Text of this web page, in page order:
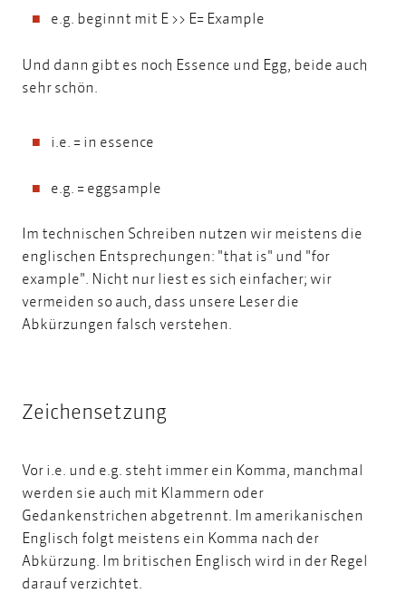
e.g. beginnt mit E >> E= Example
Und dann gibt es noch Essence und Egg, beide auch
sehr schön.
i.e. = in essence
e.g. = eggsample
Im technischen Schreiben nutzen wir meistens die
englischen Entsprechungen: "that is" und "for
example". Nicht nur liest es sich einfacher; wir
vermeiden so auch, dass unsere Leser die
Abkürzungen falsch verstehen.
Zeichensetzung
Vor i.e. und e.g. steht immer ein Komma, manchmal
werden sie auch mit Klammern oder
Gedankenstrichen abgetrennt. Im amerikanischen
Englisch folgt meistens ein Komma nach der
Abkürzung. Im britischen Englisch wird in der Regel
darauf verzichtet.